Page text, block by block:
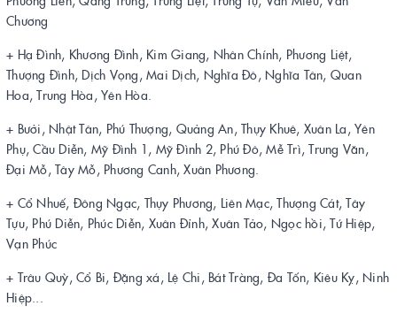
Chương
+ Hạ Đình, Khương Đình, Kim Giang, Nhân Chính, Phương Liệt,
Thượng Đình, Dịch Vọng, Mai Dịch, Nghĩa Đô, Nghĩa Tân, Quan
Hoa, Trung Hòa, Yên Hòa.
+ Bưởi, Nhật Tân, Phú Thượng, Quảng An, Thụy Khuê, Xuân La, Yên
Phụ, Cầu Diễn, Mỹ Đình 1, Mỹ Đình 2, Phú Đô, Mễ Trì, Trung Văn,
Đại Mỗ, Tây Mỗ, Phương Canh, Xuân Phương.
+ Cổ Nhuế, Đông Ngạc, Thụy Phương, Liên Mạc, Thượng Cát, Tây
Tựu, Phú Diễn, Phúc Diễn, Xuân Đỉnh, Xuân Tảo, Ngọc hồi, Tứ Hiệp,
Vạn Phúc
+ Trâu Quỳ, Cổ Bi, Đặng xá, Lệ Chi, Bát Tràng, Đa Tốn, Kiêu Kỵ, Ninh
Hiệp...